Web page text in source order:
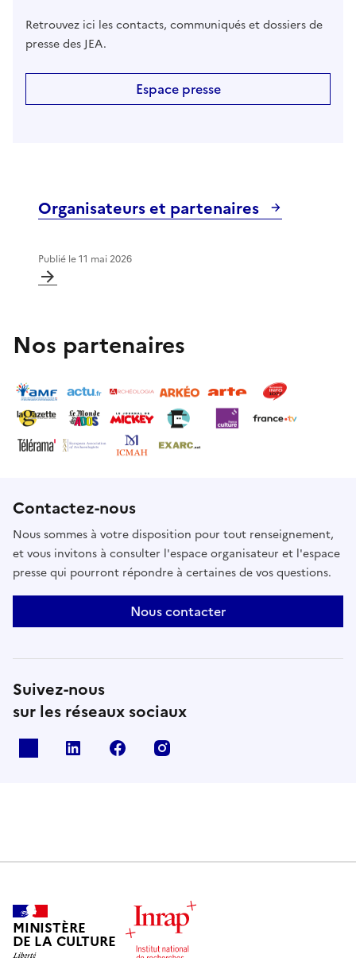
Retrouvez ici les contacts, communiqués et dossiers de
presse des JEA.
Espace presse
Organisateurs et partenaires
Publié le11 mai 2026
Nos partenaires
Contactez-nous
Nous sommes à votre disposition pour tout renseignement,
et vous invitons à consulter l'espace organisateur et l'espace
presse qui pourront répondre à certaines de vos questions.
Nous contacter
Suivez-nous
sur les réseaux sociaux
Linkedin Facebook
MINISTÈRE
DE LA CULTURE